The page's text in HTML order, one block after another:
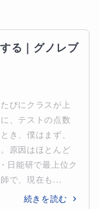
る｜グノレブ
びにクラスが上
、テストの点数
き、僕はまず、
原因はほとんど
日能研で最上位ク
で、現在も...
続きを読む